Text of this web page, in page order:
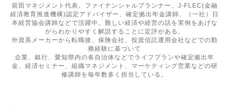
前田マネジメント代表。ファイナンシャルプランナー、J-FLEC(金融
経済教育推進機構)認定アドバイザー、確定拠出年金講師、（一社）日
本経営協会講師などで活躍中。難しい経済や経営の話を実例をあげな
がらわかりやすく解説することに定評がある。
外資系メーカーから転職後、保険会社、投資信託運用会社などでの勤
務経験に基づいて
企業、銀行、愛知県内の各自治体などでライフプランや確定拠出年
金、経済セミナー、組織マネジメント、マーケティング営業などの研
修講師を毎年数多く担当している。